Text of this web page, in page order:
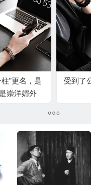
”更名，是
崇洋媚外
受到了